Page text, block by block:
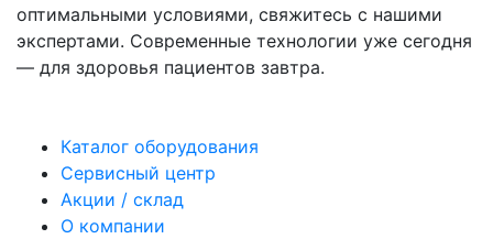
оптимальными условиями, свяжитесь с нашими
экспертами. Современные технологии уже сегодня
— для здоровья пациентов завтра.
Каталог оборудования
Сервисный центр
Акции / склад
О компании